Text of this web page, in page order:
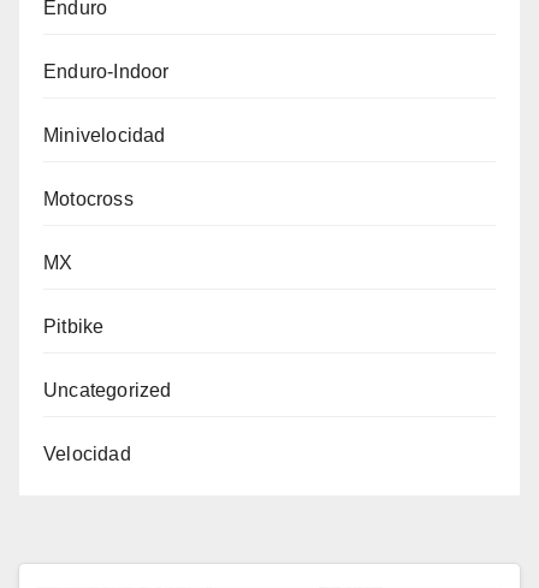
Enduro
Enduro-Indoor
Minivelocidad
Motocross
MX
Pitbike
Uncategorized
Velocidad